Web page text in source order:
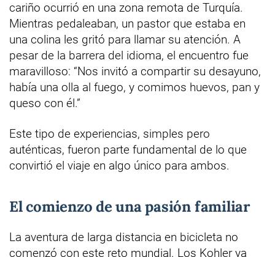
cariño ocurrió en una zona remota de Turquía.
Mientras pedaleaban, un pastor que estaba en
una colina les gritó para llamar su atención. A
pesar de la barrera del idioma, el encuentro fue
maravilloso: “Nos invitó a compartir su desayuno,
había una olla al fuego, y comimos huevos, pan y
queso con él.”
Este tipo de experiencias, simples pero
auténticas, fueron parte fundamental de lo que
convirtió el viaje en algo único para ambos.
El comienzo de una pasión familiar
La aventura de larga distancia en bicicleta no
comenzó con este reto mundial. Los Kohler ya